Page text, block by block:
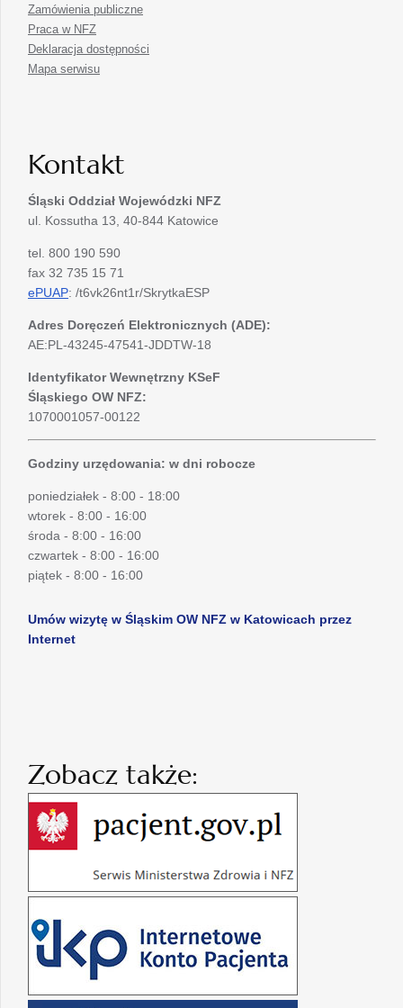
Zamówienia publiczne
Praca w NFZ
Deklaracja dostępności
Mapa serwisu
Kontakt
Śląski Oddział Wojewódzki NFZ
ul. Kossutha 13, 40-844 Katowice
tel. 800 190 590
fax 32 735 15 71
ePUAP: /t6vk26nt1r/SkrytkaESP
Adres Doręczeń Elektronicznych (ADE):
AE:PL-43245-47541-JDDTW-18
Identyfikator Wewnętrzny KSeF
Śląskiego OW NFZ:
1070001057-00122
Godziny urzędowania: w dni robocze
poniedziałek - 8:00 - 18:00
wtorek - 8:00 - 16:00
środa - 8:00 - 16:00
czwartek - 8:00 - 16:00
piątek - 8:00 - 16:00
Umów wizytę w Śląskim OW NFZ w Katowicach przez
Internet
Zobacz także: